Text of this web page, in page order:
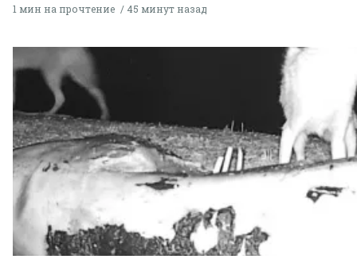
1 мин на прочтение 45 минут назад